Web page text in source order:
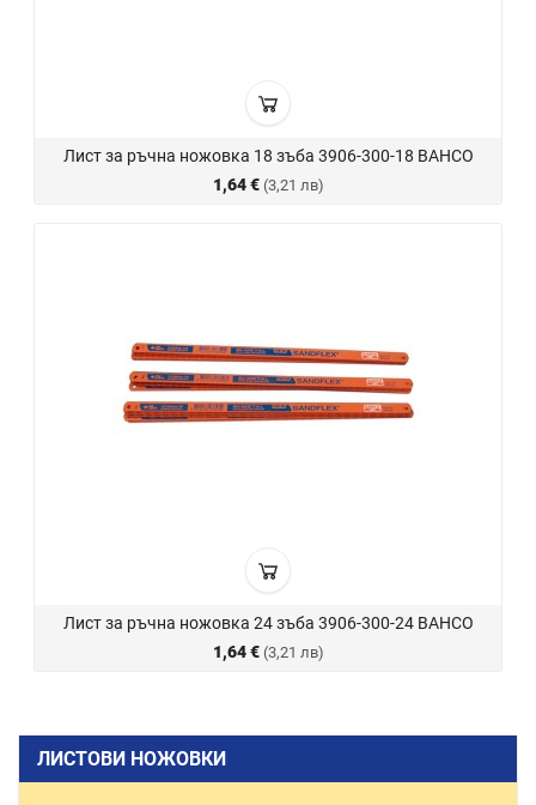
Лист за ръчна ножовка 18 зъба 3906-300-18 BAHCO
1,64 € (3,21 лв)
Лист за ръчна ножовка 24 зъба 3906-300-24 BAHCO
1,64 € (3,21 лв)
ЛИСТОВИ НОЖОВКИ